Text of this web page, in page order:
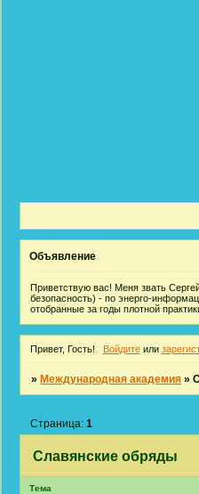
Объявление
Приветствую вас! Меня звать
безопасность) - по энерго-
отобранные за годы плотной
Привет, Гость! Войдитеили
»Международная академия »
Славянские обряды
Страница:1
Тема